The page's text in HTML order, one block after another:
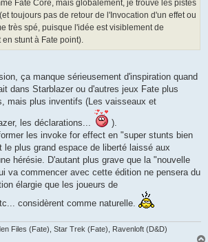
Fate Core, mais globalement, je trouve les pistes
toujours pas de retour de l'Invocation d'un effet ou
très spé, puisque l'idée est visiblement de
stunt à Fate point).
ça manque sérieusement d'inspiration quand
dans Starblazer ou d'autres jeux Fate plus
mais plus inventifs (Les vaisseaux et
les déclarations...
).
les invoke for effect en "super stunts bien
le plus grand espace de liberté laissé aux
hérésie. D'autant plus grave que la "nouvelle
va commencer avec cette édition ne pensera du
élargie que les joueurs de
considèrent comme naturelle.
Files (Fate), Star Trek (Fate), Ravenloft (D&D)